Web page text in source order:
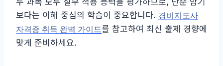
보다는 이해 중심의 학습이 중요합니다. 경비지도사
자격증 취득 완벽 가이드를 참고하여 최신 출제 경향에
맞게 준비하세요.